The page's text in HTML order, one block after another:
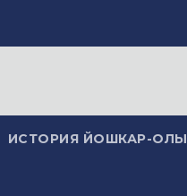
ИСТОРИЯ ЙОШКАР-ОЛЫ